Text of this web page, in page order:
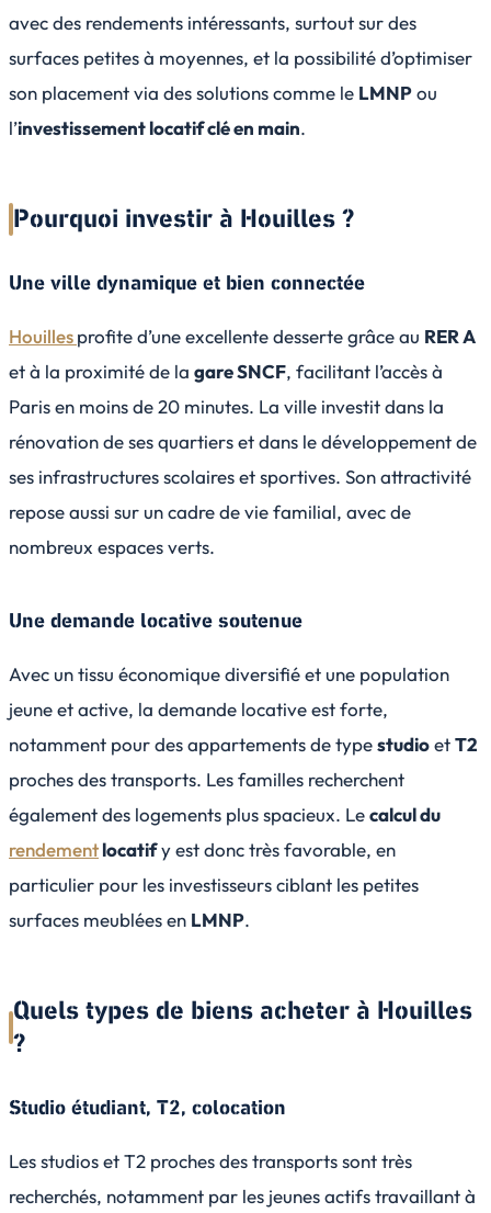
avec des rendements intéressants, surtout sur des
surfaces petites à moyennes, et la possibilité d’optimiser
son placement via des solutions comme le LMNPou
l’investissement locatif clé en main.
Pourquoi investir à Houilles ?
Une ville dynamique et bien connectée
Houillesprofite d’une excellente desserte grâce au RER A
et à la proximité de la gare SNCF, facilitant l’accès à
Paris en moins de 20 minutes. La ville investit dans la
rénovation de ses quartiers et dans le développement de
ses infrastructures scolaires et sportives. Son attractivité
repose aussi sur un cadre de vie familial, avec de
nombreux espaces verts.
Une demande locative soutenue
Avec un tissu économique diversifié et une population
jeune et active, la demande locative est forte,
notamment pour des appartements de typestudioetT2
proches des transports. Les familles recherchent
également des logements plus spacieux. Lecalcul du
rendementlocatify est donc très favorable, en
particulier pour les investisseurs ciblant les petites
surfaces meublées en LMNP.
Quels types de biens acheter à Houilles
?
Studio étudiant, T2, colocation
Les studios et T2 proches des transports sont très
recherchés, notamment par les jeunes actifs travaillant à